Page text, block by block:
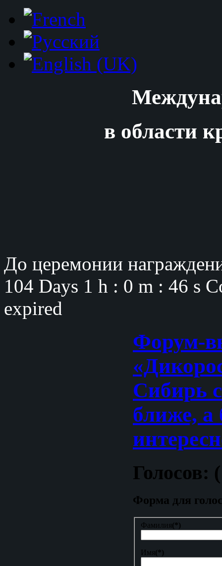
в области
До церемонии
104 Days 1 h : 0 m : 45 s
expired
Форум-
Сибирь
ближе, а
Голосов:
Форма для
Фамилия(*)
Имя(*)